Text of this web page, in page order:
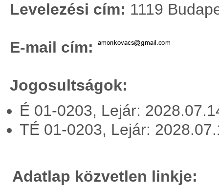
Levelezési cím: 1119
E-mail cím:
Jogosultságok:
É 01-0203, Lejár:
TÉ 01-0203, Lejár:
Adatlap közvetlen linkje: